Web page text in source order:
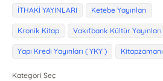
İTHAKİ YAYINLARI Ketebe Yayınları
Kronik Kitap Vakıfbank Kültür Yayınları
Yapı Kredi Yayınları ( YKY ) Kitapzamanı
Kategori Seç